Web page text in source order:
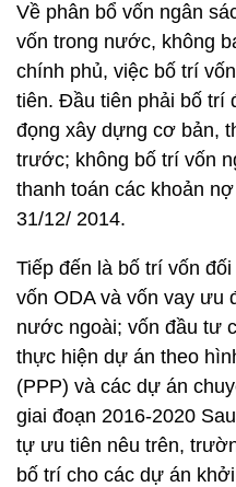
Về phân bổ vốn ngân
vốn trong nước, không
chính phủ, việc bố trí
tiên. Đầu tiên phải bố trí
đọng xây dựng cơ bản,
trước; không bố trí vốn
thanh toán các khoản
31/12/ 2014.
Tiếp đến là bố trí vốn
vốn ODA và vốn vay ưu
nước ngoài; vốn đầu tư
thực hiện dự án theo
(PPP) và các dự án
giai đoạn 2016-2020
tự ưu tiên nêu trên,
bố trí cho các dự án